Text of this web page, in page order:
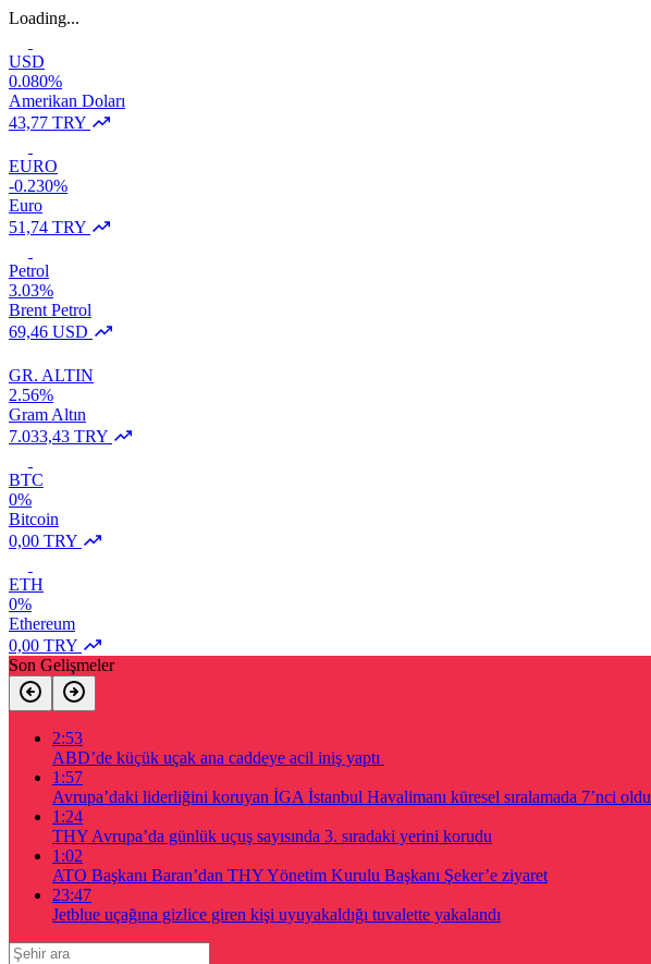
Loading...
USD
0.080%
Amerikan Doları
43,77 TRY
EURO
-0.230%
Euro
51,74 TRY
Petrol
3.03%
Brent Petrol
69,46 USD
GR. ALTIN
2.56%
Gram Altın
7.033,43 TRY
BTC
0%
Bitcoin
0,00 TRY
ETH
0%
Ethereum
0,00 TRY
Son Gelişmeler
2:53
ABD’de küçük uçak ana caddeye acil iniş yaptı
1:57
Avrupa’daki liderliğini koruyan İGA İstanbul Havalimanı küresel sıralamada 7’nci oldu
1:24
THY Avrupa’da günlük uçuş sayısında 3. sıradaki yerini korudu
1:02
ATO Başkanı Baran’dan THY Yönetim Kurulu Başkanı Şeker’e ziyaret
23:47
Jetblue uçağına gizlice giren kişi uyuyakaldığı tuvalette yakalandı